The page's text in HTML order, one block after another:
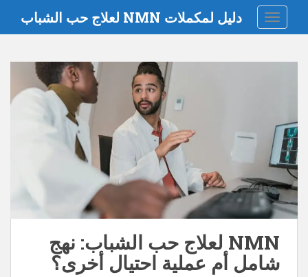
ت
دليل لمكملات NMN لعلاج حب الشبابتبديل التنقل
NMN لعلاج حب الشباب: نهج
شامل أم عملية احتيال أخرى؟